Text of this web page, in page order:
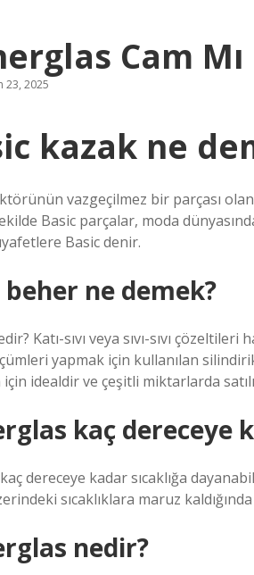
Cam Mı
23, 2025
kazak ne
vazgeçilmez bir parçası
Basic parçalar, moda
Basic denir.
beher ne demek?
Katı-sıvı veya sıvı-sıvı
yapmak için kullanılan
için idealdir ve çeşitli miktarlarda
kaç dereceye
dereceye kadar sıcaklığa
sıcaklıklara maruz
nedir?